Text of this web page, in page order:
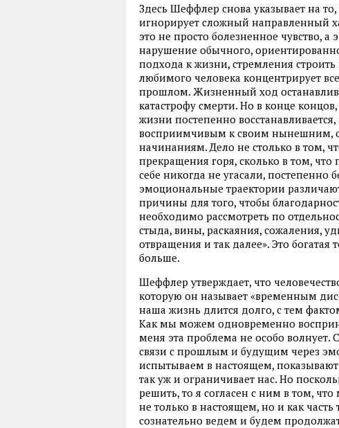
Здесь Шеффлер снова указывает на
игнорирует сложный направленный
это не просто болезненное чувство,
нарушение обычного,
подхода к жизни, стремления
любимого человека концентрирует
прошлом. Жизненный ход
катастрофу смерти. Но в конце
жизни постепенно
восприимчивым к своим нынешним,
начинаниям. Дело не столько в том,
прекращения горя, сколько в том,
себе никогда не угасали, постепенно
эмоциональные траектории
причины для того, чтобы
необходимо рассмотреть по
стыда, вины, раскаяния, сожаления,
отвращения и так далее». Это богатая
больше.
Шеффлер утверждает, что
которую он называет «временным
наша жизнь длится долго, с тем
Как мы можем одновременно
меня эта проблема не особо
связи с прошлым и будущим через
испытываем в настоящем,
так уж и ограничивает нас. Но
решить, то я согласен с ним в том,
не только в настоящем, но и как
сознательно ведем и будем